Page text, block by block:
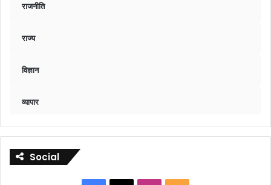
राजनीति
राज्य
विज्ञान
व्यापार
Social